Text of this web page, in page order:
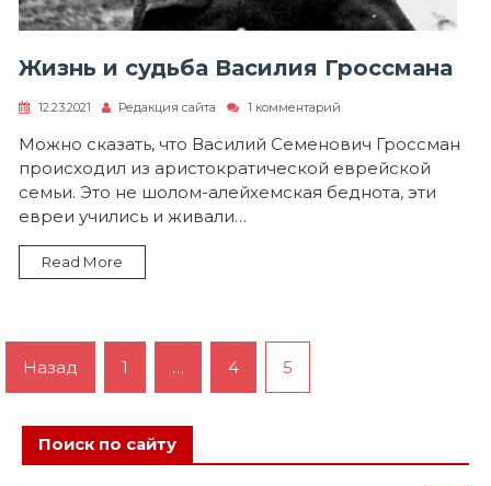
Жизнь и судьба Василия Гроссмана
12.23.2021 Редакция сайта 1 комментарий
Жизнь
и
судьба
Василия
Гроссмана
Можно сказать, что Василий Семенович Гроссман
происходил из аристократической еврейской
семьи. Это не шолом-алейхемская беднота, эти
евреи учились и живали…
Read More
Пагинация
записей
Назад 1 … 4 5
Поиск по сайту